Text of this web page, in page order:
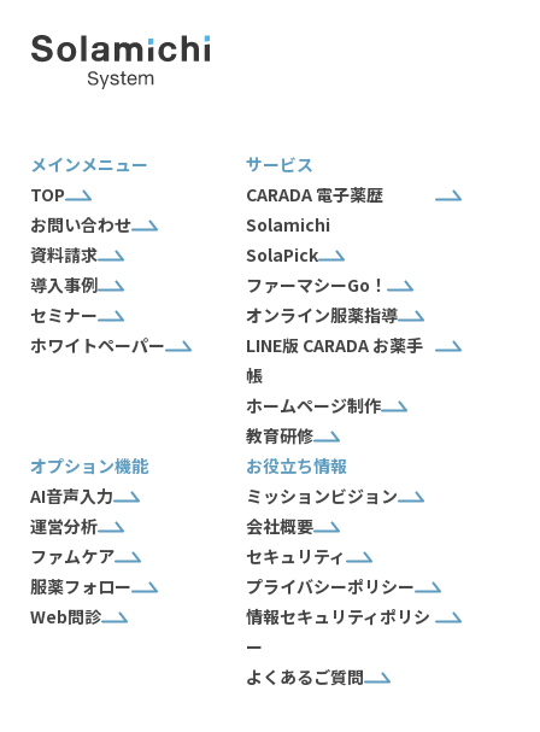
メインメニュー
TOP
お問い合わせ
資料請求
導入事例
セミナー
ホワイトペーパー
サービス
CARADA 電子薬歴
Solamichi
SolaPick
ファーマシーGo！
オンライン服薬指導
LINE版 CARADA お薬手
帳
ホームページ制作
教育研修
オプション機能
AI音声入力
運営分析
ファムケア
服薬フォロー
Web問診
お役立ち情報
ミッションビジョン
会社概要
セキュリティ
プライバシーポリシー
情報セキュリティポリシ
ー
よくあるご質問